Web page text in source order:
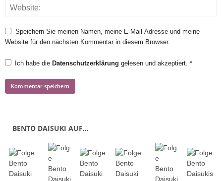
Speichern Sie meinen Namen, meine E-Mail-Adresse und meine
Website für den nächsten Kommentar in diesem Browser.
Ich habe die Datenschutzerklärung gelesen und akzeptiert. *
BENTO DAISUKI AUF…